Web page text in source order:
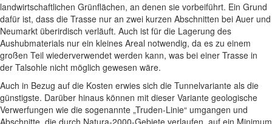
landwirtschaftlichen Grünflächen, an denen sie vorbeiführt. Ein Grund
dafür ist, dass die Trasse nur an zwei kurzen Abschnitten bei Auer und
Neumarkt überirdisch verläuft. Auch ist für die Lagerung des
Aushubmaterials nur ein kleines Areal notwendig, da es zu einem
großen Teil wiederverwendet werden kann, was bei einer Trasse in
der Talsohle nicht möglich gewesen wäre.
Auch in Bezug auf die Kosten erwies sich die Tunnelvariante als die
günstigste. Darüber hinaus können mit dieser Variante geologische
Verwerfungen wie die sogenannte „Truden-Linie“ umgangen und
Abschnitte, die durch Natura-2000-Gebiete verlaufen, auf ein Minimum